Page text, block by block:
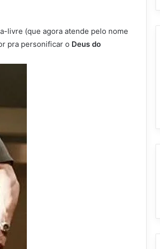
livre (que agora atende pelo nome
pra personificar o Deus do